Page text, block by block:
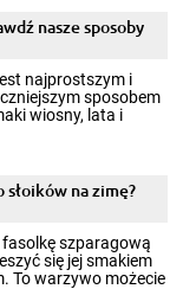
nasze sposoby
najprostszym i
sposobem
wiosny, lata i
nimi oko w sezonie
cieplejszych
słoików ze
musi obejmować
zachować świeżość
na zimę?
szparagową
się jej smakiem
To warzywo możecie